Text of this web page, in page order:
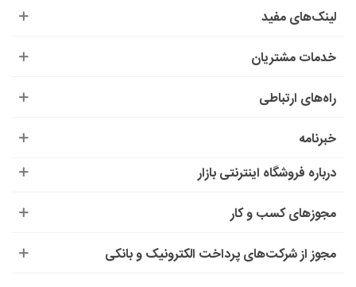
لینک‌های مفید
خدمات مشتریان
راه‌های ارتباطی
خبرنامه
درباره‌ فروشگاه اینترنتی بازار
مجوزهای کسب و کار
مجوز از شرکت‌های پرداخت الکترونیک و بانکی